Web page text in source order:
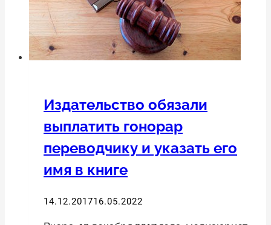
Издательство обязали
выплатить гонорар
переводчику и указать его
имя в книге
14.12.201716.05.2022